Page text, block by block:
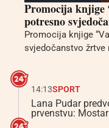
Promocija knjige
potresno
Promocija knjige
svjedočanstvo žrtve
14:13SPORT
Lana Pudar
prvenstvu: